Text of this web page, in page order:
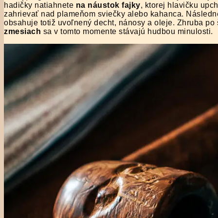
hadičky natiahnete na náustok fajky, ktorej hlavičku
zahrievať nad plameňom sviečky alebo kahanca.
obsahuje totiž uvoľnený decht, nánosy a oleje. Zhruba
zmesiach sa v tomto momente stávajú hudbou minulosti.